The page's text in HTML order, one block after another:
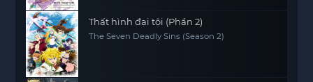
Thất hình đại tội (Phần 2)
The Seven Deadly Sins (Season 2)